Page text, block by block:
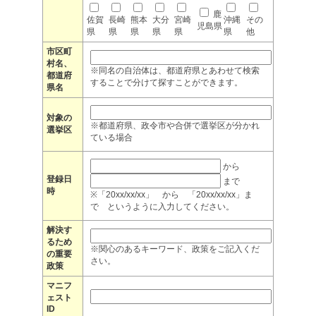
佐賀
県
長崎
県
熊本
県
大分
県
宮崎
県
鹿
児島県
沖縄
県
その
他
市区町
村名、
都道府
県名
※同名の自治体は、都道府県とあわせて検索
することで分けて探すことができます。
対象の
選挙区
※都道府県、政令市や合併で選挙区が分かれ
ている場合
登録日
時
から
まで
※「20xx/xx/xx」 から 「20xx/xx/xx」ま
で というように入力してください。
解決す
るため
の重要
政策
※関心のあるキーワード、政策をご記入くだ
さい。
マニフ
ェスト
ID